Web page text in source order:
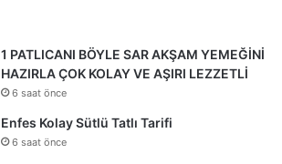
1 PATLICANI BÖYLE SAR AKŞAM YEMEĞİNİ
HAZIRLA ÇOK KOLAY VE AŞIRI LEZZETLİ
6 saat önce
Enfes Kolay Sütlü Tatlı Tarifi
6 saat önce